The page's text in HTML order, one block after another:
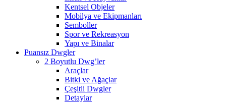
Kentsel Objeler
Mobilya ve Ekipmanları
Semboller
Spor ve Rekreasyon
Yapı ve Binalar
Puansız Dwgler
2 Boyutlu Dwg’ler
Araçlar
Bitki ve Ağaçlar
Çeşitli Dwgler
Detaylar